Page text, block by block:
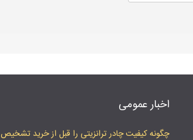
اخبار عمومی
چگونه کیفیت چادر ترانزیتی را قبل از خرید تشخیص